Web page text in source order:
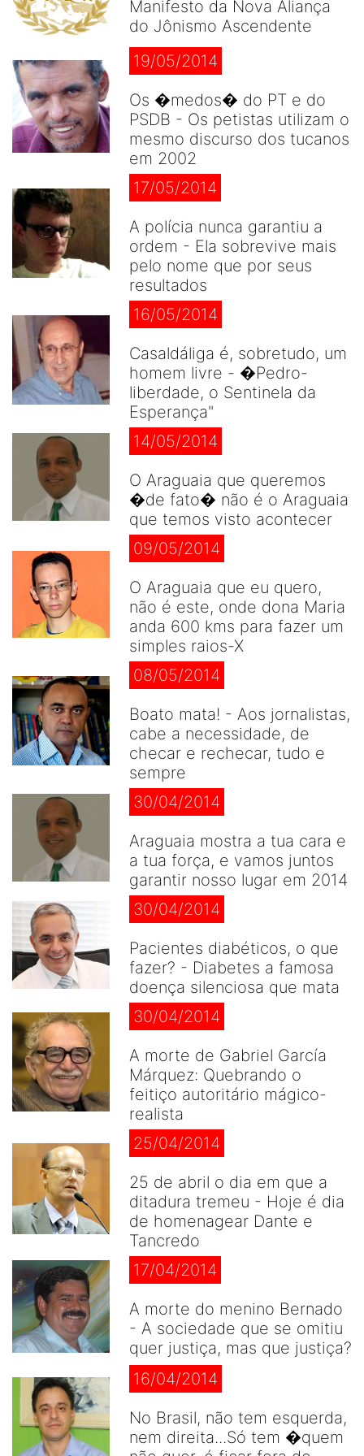
Manifesto da Nova Aliança
do Jônismo Ascendente
19/05/2014
Os �medos� do PT e do
PSDB - Os petistas utilizam o
mesmo discurso dos tucanos
em 2002
17/05/2014
A polícia nunca garantiu a
ordem - Ela sobrevive mais
pelo nome que por seus
resultados
16/05/2014
Casaldáliga é, sobretudo, um
homem livre - �Pedro-
liberdade, o Sentinela da
Esperança"
14/05/2014
O Araguaia que queremos
�de fato� não é o Araguaia
que temos visto acontecer
09/05/2014
O Araguaia que eu quero,
não é este, onde dona Maria
anda 600 kms para fazer um
simples raios-X
08/05/2014
Boato mata! - Aos jornalistas,
cabe a necessidade, de
checar e rechecar, tudo e
sempre
30/04/2014
Araguaia mostra a tua cara e
a tua força, e vamos juntos
garantir nosso lugar em 2014
30/04/2014
Pacientes diabéticos, o que
fazer? - Diabetes a famosa
doença silenciosa que mata
30/04/2014
A morte de Gabriel García
Márquez: Quebrando o
feitiço autoritário mágico-
realista
25/04/2014
25 de abril o dia em que a
ditadura tremeu - Hoje é dia
de homenagear Dante e
Tancredo
17/04/2014
A morte do menino Bernado
- A sociedade que se omitiu
quer justiça, mas que justiça?
16/04/2014
No Brasil, não tem esquerda,
nem direita...Só tem �quem